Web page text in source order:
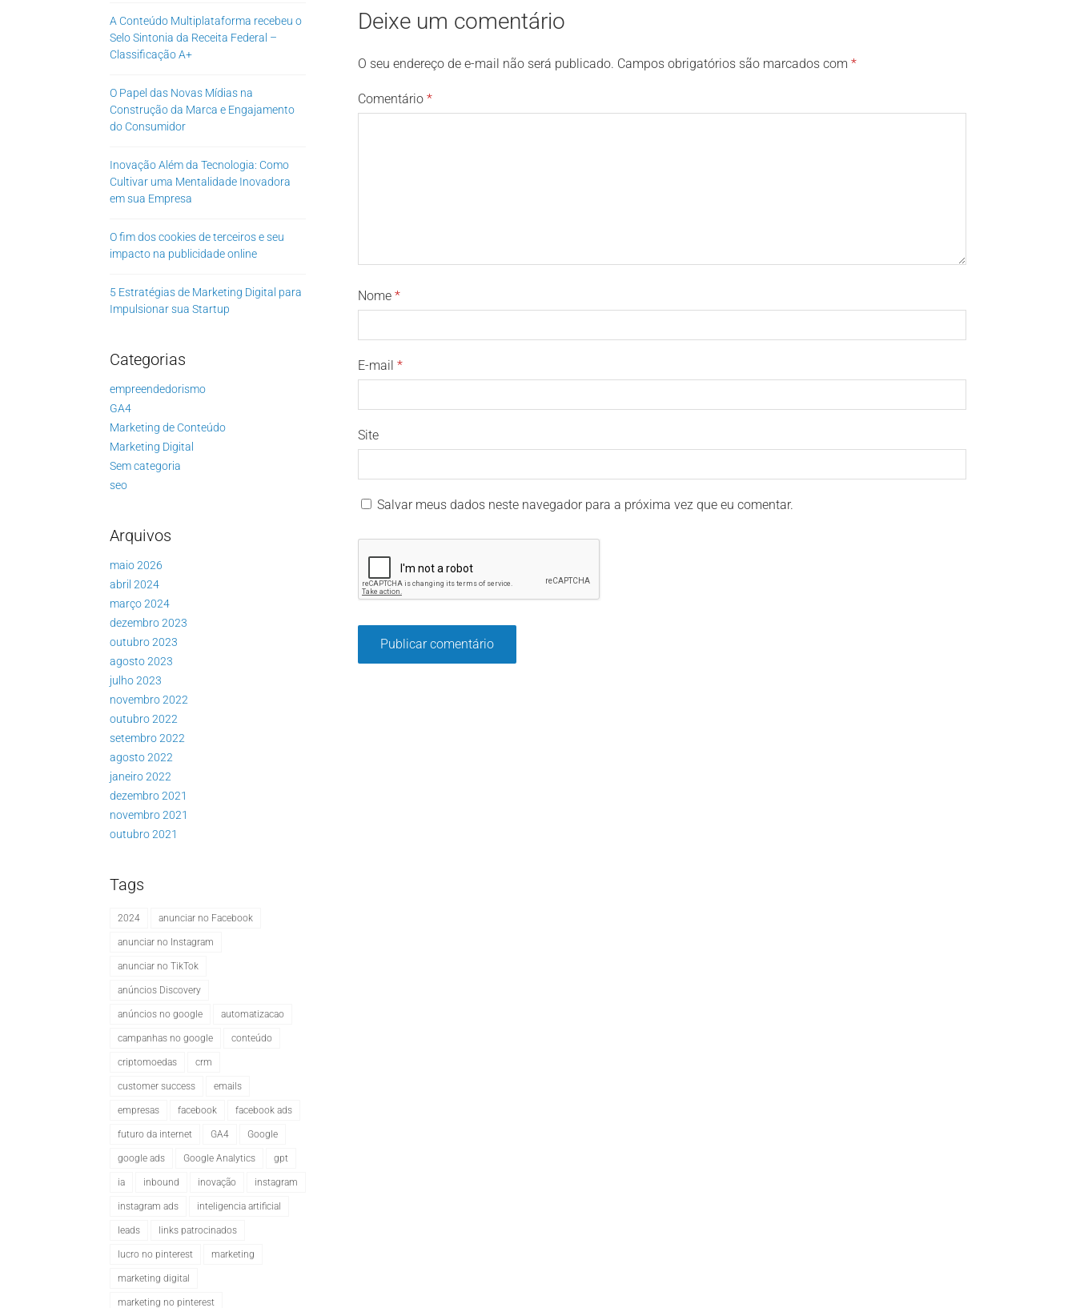
Deixe um comentário
O seu endereço de e-mail não será publicado. Campos obrigatórios são marcados com *
Comentário *
Nome *
E-mail *
Site
Salvar meus dados neste navegador para a próxima vez que eu comentar.
A Conteúdo Multiplataforma recebeu o
Selo Sintonia da Receita Federal –
Classificação A+
O Papel das Novas Mídias na
Construção da Marca e Engajamento
do Consumidor
Inovação Além da Tecnologia: Como
Cultivar uma Mentalidade Inovadora
em sua Empresa
O fim dos cookies de terceiros e seu
impacto na publicidade online
5 Estratégias de Marketing Digital para
Impulsionar sua Startup
Categorias
empreendedorismo
GA4
Marketing de Conteúdo
Marketing Digital
Sem categoria
seo
Arquivos
maio 2026
abril 2024
março 2024
dezembro 2023
outubro 2023
agosto 2023
julho 2023
novembro 2022
outubro 2022
setembro 2022
agosto 2022
janeiro 2022
dezembro 2021
novembro 2021
outubro 2021
Tags
2024 anunciar no Facebook
anunciar no Instagram
anunciar no TikTok
anúncios Discovery
anúncios no google automatizacao
campanhas no google conteúdo
criptomoedas crm
customer success emails
empresas facebook facebook ads
futuro da internet GA4 Google
google ads Google Analytics gpt
ia inbound inovação instagram
instagram ads inteligencia artificial
leads links patrocinados
lucro no pinterest marketing
marketing digital
marketing no pinterest